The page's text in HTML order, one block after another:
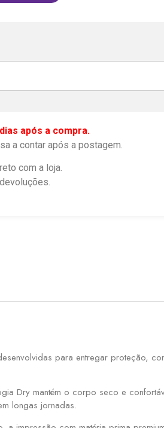
após a compra.
a contar após a postagem.
com a loja.
para entregar proteção,
Dry mantém o corpo seco e
longas jornadas.